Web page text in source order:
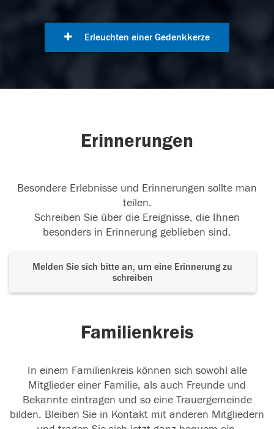
Erleuchten einer Gedenkkerze
Erinnerungen
Besondere Erlebnisse und Erinnerungen sollte man
teilen.
Schreiben Sie über die Ereignisse, die Ihnen
besonders in Erinnerung geblieben sind.
Melden Sie sich bitte an, um eine Erinnerung zu
schreiben
Familienkreis
In einem Familienkreis können sich sowohl alle
Mitglieder einer Familie, als auch Freunde und
Bekannte eintragen und so eine Trauergemeinde
bilden. Bleiben Sie in Kontakt mit anderen Mitgliedern